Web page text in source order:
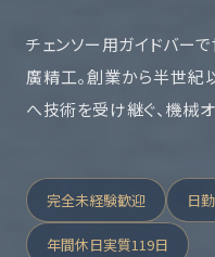
チェンソー用ガイドバー
廣精工。創業から半世紀
へ技術を受け継ぐ、機械
完全未経験歓迎 日
年間休日実質119日